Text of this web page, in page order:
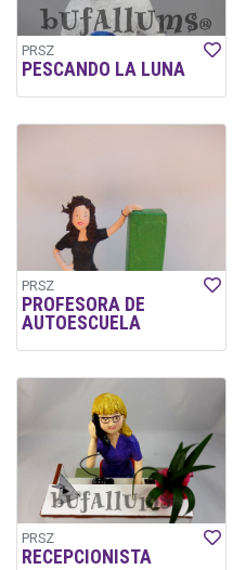
PRSZ
PESCANDO LA LUNA
PRSZ
PROFESORA DE
AUTOESCUELA
PRSZ
RECEPCIONISTA